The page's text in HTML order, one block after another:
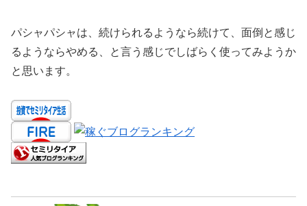
パシャパシャは、続けられるようなら続けて、面倒と感じ
るようならやめる、と言う感じでしばらく使ってみようか
と思います。